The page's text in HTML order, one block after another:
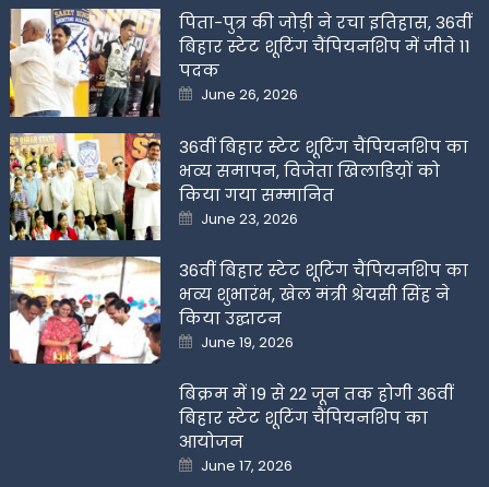
पिता-पुत्र की जोड़ी ने रचा इतिहास, 36वीं
बिहार स्टेट शूटिंग चैंपियनशिप में जीते 11
पदक
Posted
on
June 26, 2026
36वीं बिहार स्टेट शूटिंग चैंपियनशिप का
भव्य समापन, विजेता खिलाडिय़ों को
किया गया सम्मानित
Posted
on
June 23, 2026
36वीं बिहार स्टेट शूटिंग चैंपियनशिप का
भव्य शुभारंभ, खेल मंत्री श्रेयसी सिंह ने
किया उद्घाटन
Posted
on
June 19, 2026
बिक्रम में 19 से 22 जून तक होगी 36वीं
बिहार स्टेट शूटिंग चैंपियनशिप का
आयोजन
Posted
on
June 17, 2026